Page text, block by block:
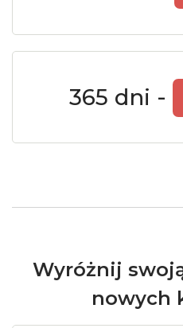
365 dni -
Wyróżnij
nowych